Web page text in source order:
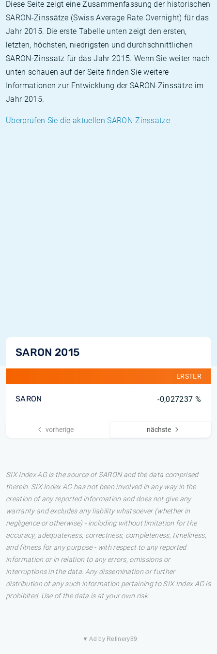
Diese Seite zeigt eine Zusammenfassung der historischen
SARON-Zinssätze (Swiss Average Rate Overnight) für das
Jahr 2015. Die erste Tabelle unten zeigt den ersten,
letzten, höchsten, niedrigsten und durchschnittlichen
SARON-Zinssatz für das Jahr 2015. Wenn Sie weiter nach
unten schauen auf der Seite finden Sie weitere
Informationen zur Entwicklung der SARON-Zinssätze im
Jahr 2015.
Überprüfen Sie die aktuellen SARON-Zinssätze
SARON 2015
ERSTER
SARON -0,027237 %
vorherige nächste
SIX Index AG is the source of SARON and the data comprised
therein. SIX Index AG has not been involved in any way in the
creation of any reported information and does not give any
warranty and excludes any liability whatsoever (whether in
negligence or otherwise) - including without limitation for the
accuracy, adequateness, correctness, completeness, timeliness,
and fitness for any purpose - with respect to any reported
information or in relation to any errors, omissions or
interruptions in the data. Any dissemination or further
distribution of any such information pertaining to SIX Index AG is
prohibited. Use of the data is at your own risk.
▼ Ad by Refinery89